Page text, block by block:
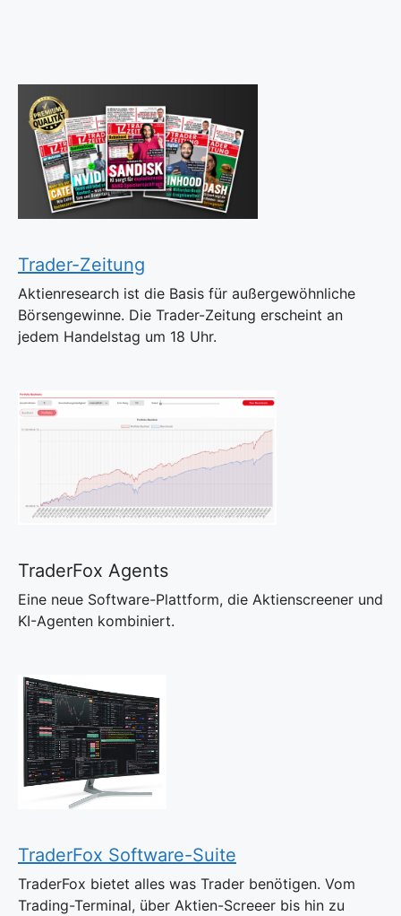
Trader-Zeitung
Aktienresearch ist die Basis für außergewöhnliche
Börsengewinne. Die Trader-Zeitung erscheint an
jedem Handelstag um 18 Uhr.
TraderFox Agents
Eine neue Software-Plattform, die Aktienscreener und
KI-Agenten kombiniert.
TraderFox Software-Suite
TraderFox bietet alles was Trader benötigen. Vom
Trading-Terminal, über Aktien-Screeer bis hin zu